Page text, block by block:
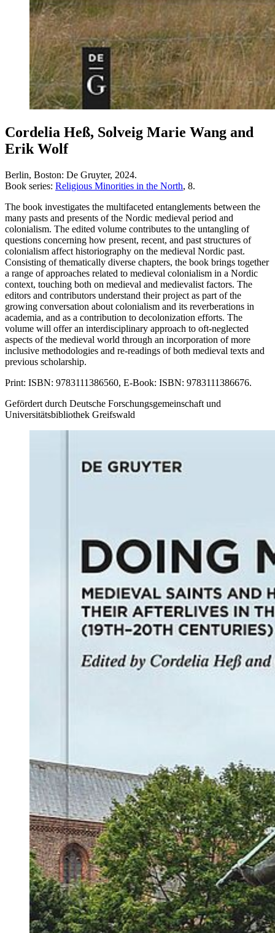
Cordelia Heß, Solveig Marie Wang and
Erik Wolf
Berlin, Boston: De Gruyter, 2024.
Book series: Religious Minorities in the North, 8.
The book investigates the multifaceted entanglements between the
many pasts and presents of the Nordic medieval period and
colonialism. The edited volume contributes to the untangling of
questions concerning how present, recent, and past structures of
colonialism affect historiography on the medieval Nordic past.
Consisting of thematically diverse chapters, the book brings together
a range of approaches related to medieval colonialism in a Nordic
context, touching both on medieval and medievalist factors. The
editors and contributors understand their project as part of the
growing conversation about colonialism and its reverberations in
academia, and as a contribution to decolonization efforts. The
volume will offer an interdisciplinary approach to oft-neglected
aspects of the medieval world through an incorporation of more
inclusive methodologies and re-readings of both medieval texts and
previous scholarship.
Print: ISBN: 9783111386560, E-Book: ISBN: 9783111386676.
Gefördert durch Deutsche Forschungsgemeinschaft und
Universitätsbibliothek Greifswald